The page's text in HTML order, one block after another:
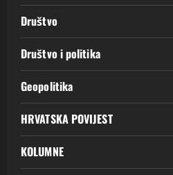
Društvo
Društvo i politika
Geopolitika
HRVATSKA POVIJEST
KOLUMNE